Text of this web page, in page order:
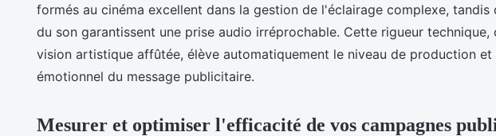
formés au cinéma excellent dans la gestion de l'éclairage complexe, tandis
du son garantissent une prise audio irréprochable. Cette rigueur technique,
vision artistique affûtée, élève automatiquement le niveau de production
émotionnel du message publicitaire.
Mesurer et optimiser l'efficacité de vos campagnes